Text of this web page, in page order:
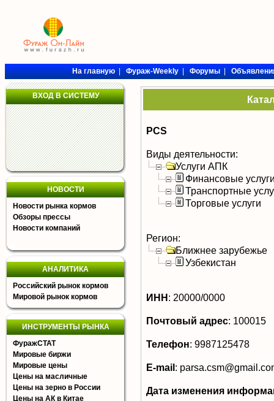
На главную|Фураж-Weekly|Форумы|
ВХОД В СИСТЕМУ
НОВОСТИ
Новости рынка кормов
Обзоры прессы
Новости компаний
АНАЛИТИКА
Российский рынок кормов
Мировой рынок кормов
ИНСТРУМЕНТЫ РЫНКА
ФуражСТАТ
Мировые биржи
Мировые цены
Цены на масличные
Цены на зерно в России
Цены на АК в Китае
PCS
Виды деятельности:
Услуги АПК
Финансовые
Транспортные
Торговые услуги
Регион:
Ближнее зарубежье
Узбекистан
ИНН: 20000/0000
Почтовый адрес: 100015
Телефон: 9987125478
E-mail:
Дата изменения